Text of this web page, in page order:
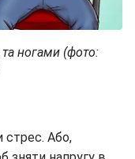
ногами (фото:
Або,